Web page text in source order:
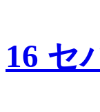
16 セ